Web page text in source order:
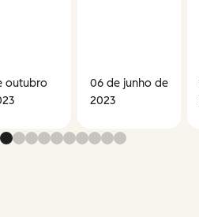
outubro
06 de junho de
2023